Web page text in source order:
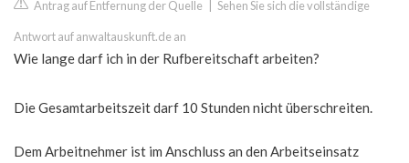
Antrag auf Entfernung der Quelle Sehen Sie sich die vollständige
Antwort auf anwaltauskunft.de an
Wie lange darf ich in der Rufbereitschaft arbeiten?
Die Gesamtarbeitszeit darf 10 Stunden nicht überschreiten.
Dem Arbeitnehmer ist im Anschluss an den Arbeitseinsatz